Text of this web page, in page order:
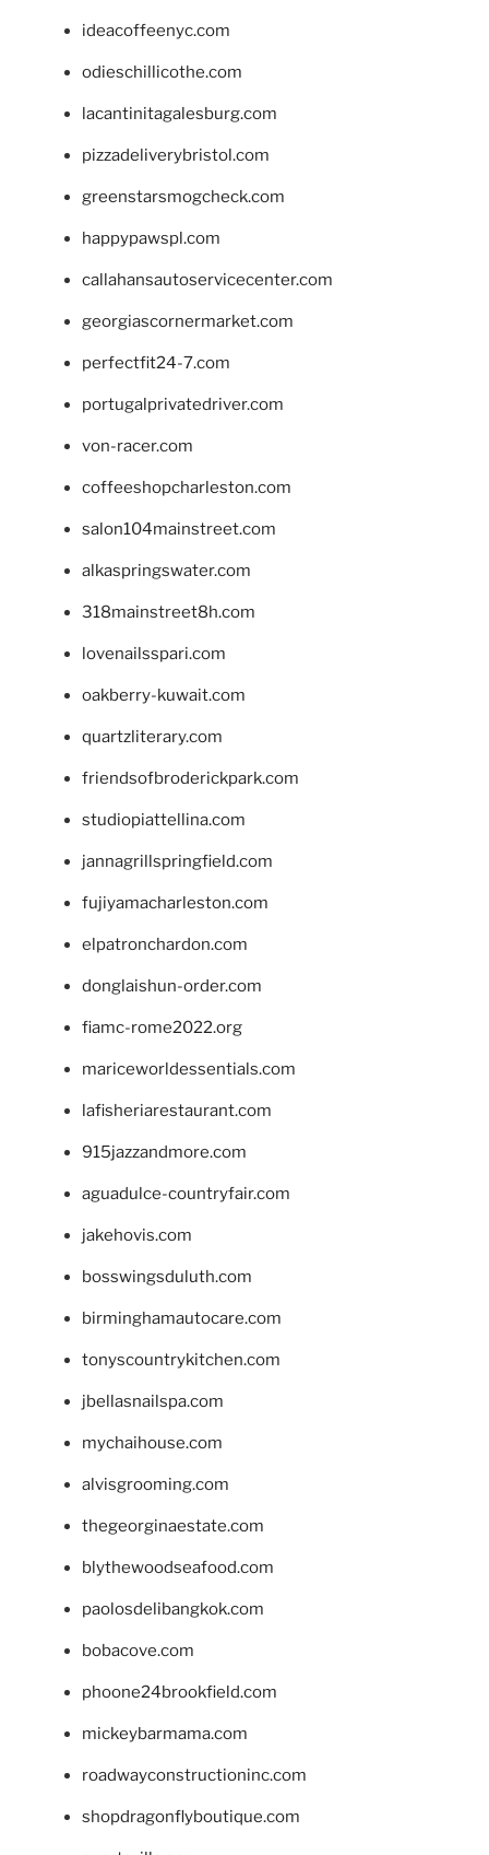
ideacoffeenyc.com
odieschillicothe.com
lacantinitagalesburg.com
pizzadeliverybristol.com
greenstarsmogcheck.com
happypawspl.com
callahansautoservicecenter.com
georgiascornermarket.com
perfectfit24-7.com
portugalprivatedriver.com
von-racer.com
coffeeshopcharleston.com
salon104mainstreet.com
alkaspringswater.com
318mainstreet8h.com
lovenailsspari.com
oakberry-kuwait.com
quartzliterary.com
friendsofbroderickpark.com
studiopiattellina.com
jannagrillspringfield.com
fujiyamacharleston.com
elpatronchardon.com
donglaishun-order.com
fiamc-rome2022.org
mariceworldessentials.com
lafisheriarestaurant.com
915jazzandmore.com
aguadulce-countryfair.com
jakehovis.com
bosswingsduluth.com
birminghamautocare.com
tonyscountrykitchen.com
jbellasnailspa.com
mychaihouse.com
alvisgrooming.com
thegeorginaestate.com
blythewoodseafood.com
paolosdelibangkok.com
bobacove.com
phoone24brookfield.com
mickeybarmama.com
roadwayconstructioninc.com
shopdragonflyboutique.com